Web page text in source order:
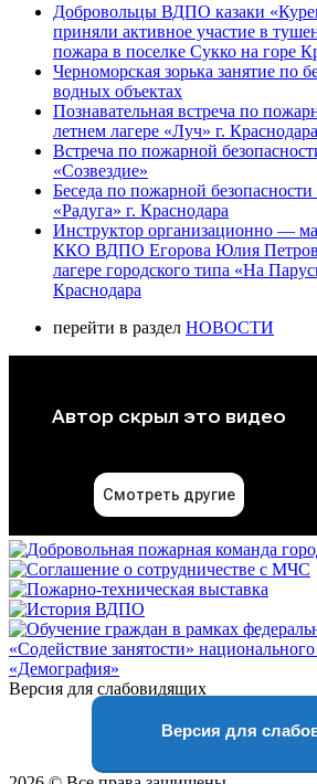
Добровольцы ВДПО казаки
приняли активное участие в
пожара в поселке Сукко на горе
Черноморская зорька занятие по
водных объектах
Познавательная встреча по
летнем лагере «Луч» г. Краснодара
Встреча по пожарной
«Созвездие»
Беседа по пожарной безопасности
«Радуга» г. Краснодара
Инструктор организационно —
ККО ВДПО Егорова Юлия
лагере городского типа «На
Краснодара
перейти в раздел НОВОСТИ
Версия для слабовидящих
Версия для